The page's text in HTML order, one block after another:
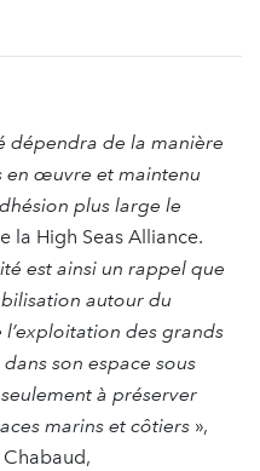
dépendra de la manière
en œuvre et maintenu
plus large le
la High Seas Alliance.
est ainsi un rappel que
autour du
des grands
son espace sous
à préserver
marins et côtiers »,